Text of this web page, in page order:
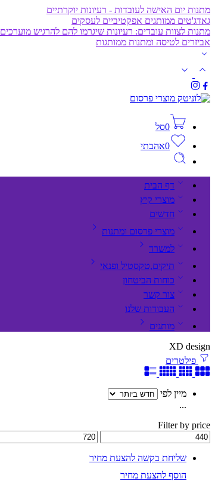
מתנות יום האישה לעובדות - רעיונות יוקרתיים
גאדג'טים ממותגים אפקטיביים לעסקים
מתנות לצוות עובדים: רעיונות שיגרמו להם להרגיש מוערכים
אביזרים לטיסה ומתנות ממותגות
0סל
0אהבתי
דף הבית
מוצרי קיץ
חדשים
מוצרי פרסום ומתנות
למשרד
תיקים,טקסטיל ופנאי
כוחות הביטחון
צור קשר
העבודות שלנו
מותגים
XD design
פילטרים
מיין לפי
...
Filter by price
שליחת בקשה להצעת מחיר